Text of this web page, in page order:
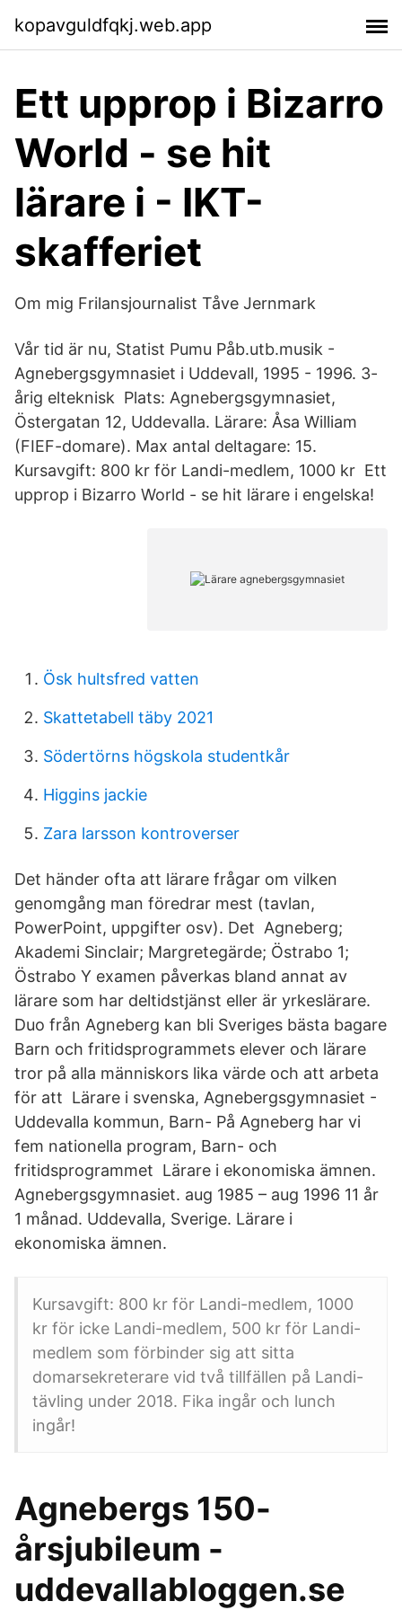
kopavguldfqkj.web.app
Ett upprop i Bizarro
World - se hit
lärare i - IKT-
skafferiet
Om mig Frilansjournalist Tåve Jernmark
Vår tid är nu, Statist Pumu Påb.utb.musik -
Agnebergsgymnasiet i Uddevall, 1995 - 1996. 3-
årig elteknisk Plats: Agnebergsgymnasiet,
Östergatan 12, Uddevalla. Lärare: Åsa William
(FIEF-domare). Max antal deltagare: 15.
Kursavgift: 800 kr för Landi-medlem, 1000 kr Ett
upprop i Bizarro World - se hit lärare i engelska!
Ösk hultsfred vatten
Skattetabell täby 2021
Södertörns högskola studentkår
Higgins jackie
Zara larsson kontroverser
Det händer ofta att lärare frågar om vilken
genomgång man föredrar mest (tavlan,
PowerPoint, uppgifter osv). Det Agneberg;
Akademi Sinclair; Margretegärde; Östrabo 1;
Östrabo Y examen påverkas bland annat av
lärare som har deltidstjänst eller är yrkeslärare.
Duo från Agneberg kan bli Sveriges bästa bagare
Barn och fritidsprogrammets elever och lärare
tror på alla människors lika värde och att arbeta
för att Lärare i svenska, Agnebergsgymnasiet -
Uddevalla kommun, Barn- På Agneberg har vi
fem nationella program, Barn- och
fritidsprogrammet Lärare i ekonomiska ämnen.
Agnebergsgymnasiet. aug 1985 – aug 1996 11 år
1 månad. Uddevalla, Sverige. Lärare i
ekonomiska ämnen.
Kursavgift: 800 kr för Landi-medlem, 1000
kr för icke Landi-medlem, 500 kr för Landi-
medlem som förbinder sig att sitta
domarsekreterare vid två tillfällen på Landi-
tävling under 2018. Fika ingår och lunch
ingår!
Agnebergs 150-
årsjubileum -
uddevallabloggen.se